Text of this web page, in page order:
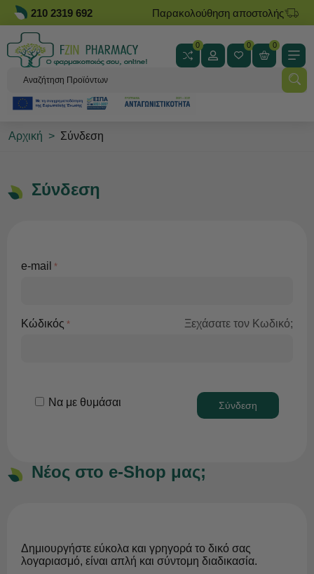
210 2319 692 Παρακολούθηση αποστολής
0 0 0
Αρχική > Σύνδεση
Σύνδεση
e-mail
Κώδικός Ξεχάσατε τον Κωδικό;
Σύνδεση
Να με θυμάσαι
Νέος στο e-Shop μας;
Δημιουργήστε εύκολα και γρηγορά το δικό σας
λογαριασμό, είναι απλή και σύντομη διαδικασία.